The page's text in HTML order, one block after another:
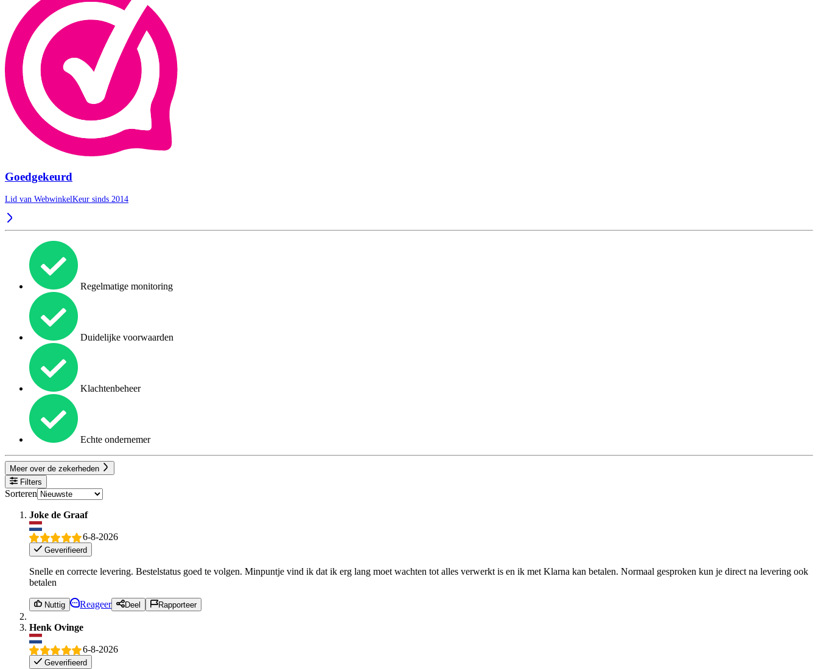
Goedgekeurd
Lid van WebwinkelKeur sinds 2014
Regelmatige monitoring
Duidelijke voorwaarden
Klachtenbeheer
Echte ondernemer
Meer over de zekerheden
Filters
Sorteren
Joke de Graaf
6-8-2026
Geverifieerd
Snelle en correcte levering. Bestelstatus goed te volgen. Minpuntje vind ik dat ik erg lang moet wachten tot alles verwerkt is en ik met Klarna kan betalen. Normaal gesproken kun je direct na levering ook
betalen
Nuttig Reageer Deel Rapporteer
Henk Ovinge
6-8-2026
Geverifieerd